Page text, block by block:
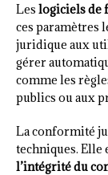
Les logiciels de
ces paramètres
juridique aux
gérer
comme les
publics ou aux
La conformité
techniques. Elle
l’intégrité du